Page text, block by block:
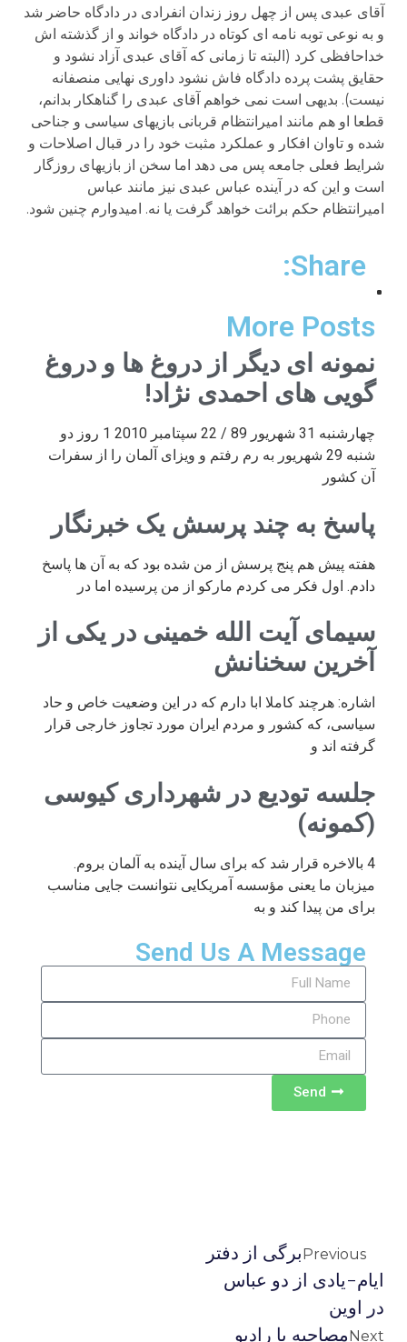
آقای عبدی پس از چهل روز زندان انفرادی در دادگاه حاضر شد
و به نوعی توبه نامه ای کوتاه در دادگاه خواند و از گذشته اش
خداحافظی کرد (البته تا زمانی که آقای عبدی آزاد نشود و
حقایق پشت پرده دادگاه فاش نشود داوری نهایی منصفانه
نیست). بدیهی است نمی خواهم آقای عبدی را گناهکار بدانم،
قطعا او هم مانند امیرانتظام قربانی بازیهای سیاسی و جناحی
شده و تاوان افکار و عملکرد مثبت خود را در قبال اصلاحات و
شرایط فعلی جامعه پس می دهد اما سخن از بازیهای روزگار
است و این که در آینده عباس عبدی نیز مانند عباس
امیرانتظام حکم برائت خواهد گرفت یا نه. امیدوارم چنین شود.
Share:
More Posts
نمونه ای دیگر از دروغ ها و دروغ
گویی های احمدی نژاد!
چهارشنبه 31 شهریور 89 / 22 سپتامبر 2010 1 روز دو
شنبه 29 شهریور به رم رفتم و ویزای آلمان را از سفرات
آن کشور
پاسخ به چند پرسش یک خبرنگار
هفته پیش هم پنج پرسش از من شده بود که به آن ها پاسخ
دادم. اول فکر می کردم مارکو از من پرسیده اما در
سیمای آیت الله خمینی در یکی از
آخرین سخنانش
اشاره: هرچند کاملا ابا دارم که در این وضعیت خاص و حاد
سیاسی، که کشور و مردم ایران مورد تجاوز خارجی قرار
گرفته اند و
جلسه تودیع در شهرداری کیوسی
(کمونه)
4 بالاخره قرار شد که برای سال آینده به آلمان بروم.
میزبان ما یعنی مؤسسه آمریکایی نتوانست جایی مناسب
برای من پیدا کند و به
Send Us A Message
Send
Previousبرگی از دفتر
ایام-یادی از دو عباس
در اوین
Nextمصاحبه با رادیو